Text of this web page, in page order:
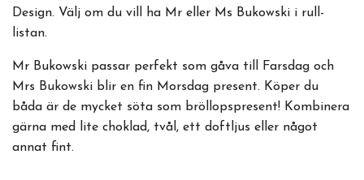
Design. Välj om du vill ha Mr eller Ms Bukowski i rull-
listan.
Mr Bukowski passar perfekt som gåva till Farsdag och
Mrs Bukowski blir en fin Morsdag present. Köper du
båda är de mycket söta som bröllopspresent! Kombinera
gärna med lite choklad, tvål, ett doftljus eller något
annat fint.